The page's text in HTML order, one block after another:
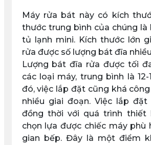
Máy rửa bát này có kích
thước trung bình của chúng là
tủ lạnh mini. Kích thước lớn
rửa được số lượng bát đĩa
Lượng bát đĩa rửa được tối
các loại máy, trung bình là 12-
đó, việc lắp đặt cũng khá
nhiều giai đoạn. Việc lắp
đồng thời với quá trình thiết
chọn lựa được chiếc máy phù
gian bếp. Đây là một điểm